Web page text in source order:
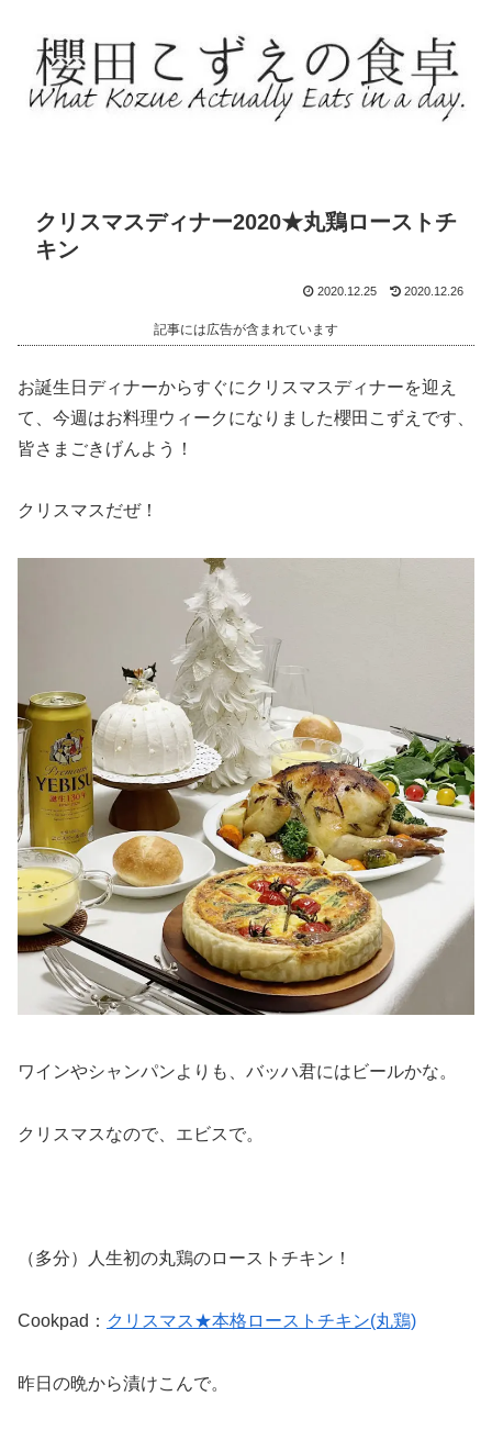
クリスマスディナー2020★丸鶏ローストチ
キン
2020.12.25 2020.12.26
記事には広告が含まれています
お誕生日ディナーからすぐにクリスマスディナーを迎え
て、今週はお料理ウィークになりました櫻田こずえです、
皆さまごきげんよう！
クリスマスだぜ！
ワインやシャンパンよりも、バッハ君にはビールかな。
クリスマスなので、エビスで。
（多分）人生初の丸鶏のローストチキン！
Cookpad： クリスマス★本格ローストチキン(丸鶏)
昨日の晩から漬けこんで。